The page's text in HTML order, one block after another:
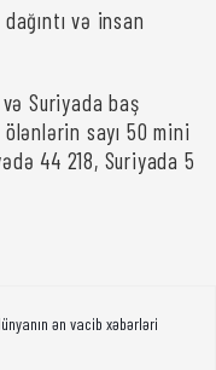
və insan
Suriyada baş
sayı 50 mini
44 218, Suriyada 5
ən vacib xəbərləri